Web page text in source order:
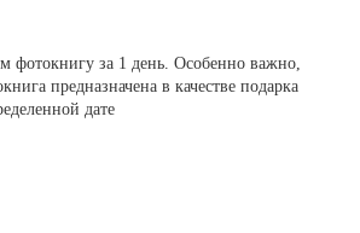
фотокнигу за 1 день. Особенно важно,
предназначена в качестве подарка
дате